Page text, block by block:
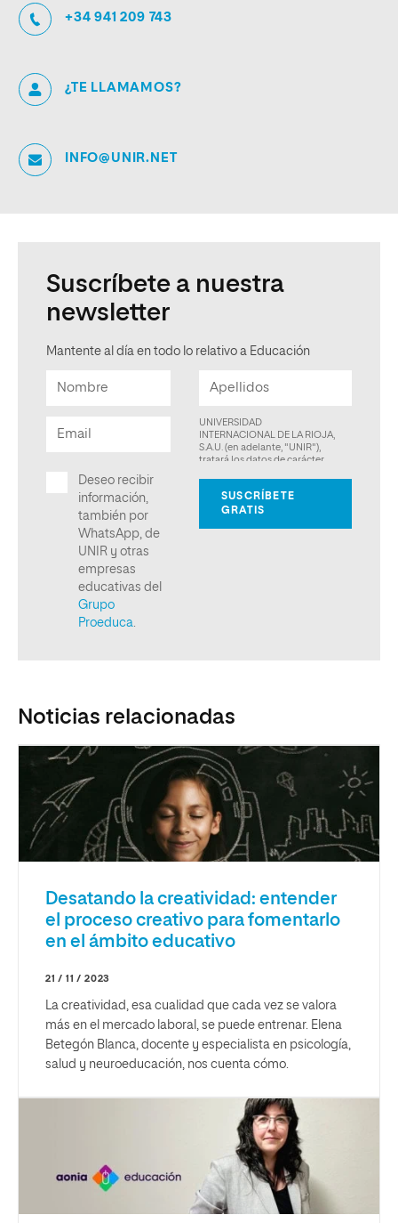
+34 941 209 743
¿TE LLAMAMOS?
INFO@UNIR.NET
Suscríbete a nuestra
newsletter
Mantente al día en todo lo relativo a Educación
Noticias relacionadas
Desatando la creatividad: entender
el proceso creativo para fomentarlo
en el ámbito educativo
21 / 11 / 2023
La creatividad, esa cualidad que cada vez se valora
más en el mercado laboral, se puede entrenar. Elena
Betegón Blanca, docente y especialista en psicología,
salud y neuroeducación, nos cuenta cómo.